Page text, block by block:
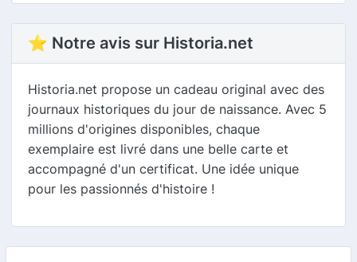
⭐ Notre avis sur Historia.net
Historia.net propose un cadeau original avec des
journaux historiques du jour de naissance. Avec 5
millions d'origines disponibles, chaque
exemplaire est livré dans une belle carte et
accompagné d'un certificat. Une idée unique
pour les passionnés d'histoire !